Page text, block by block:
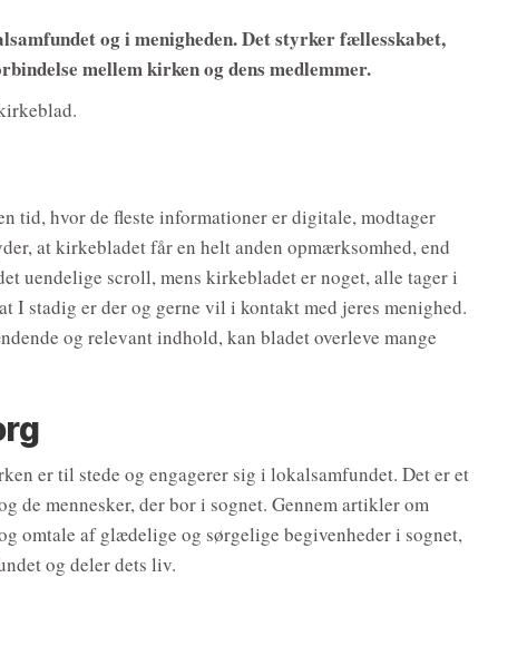
og i menigheden. Det styrker fællesskabet,
mellem kirken og dens medlemmer.
tid, hvor de fleste informationer er digitale, modtager
at kirkebladet får en helt anden opmærksomhed, end
uendelige scroll, mens kirkebladet er noget, alle tager i
I stadig er der og gerne vil i kontakt med jeres menighed.
og relevant indhold, kan bladet overleve mange
er til stede og engagerer sig i lokalsamfundet. Det er et
de mennesker, der bor i sognet. Gennem artikler om
omtale af glædelige og sørgelige begivenheder i sognet,
og deler dets liv.